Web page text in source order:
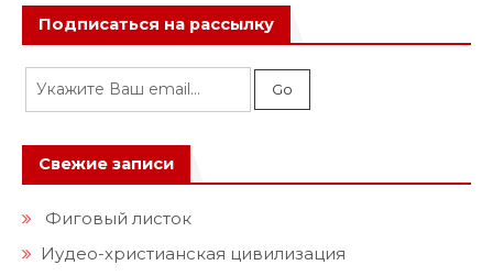
Подписаться на рассылку
Свежие записи
Фиговый листок
Иудео-христианская цивилизация